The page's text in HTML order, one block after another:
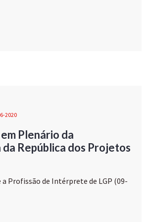
2020
Plenário da
República dos Projetos
a Profissão de Intérprete de LGP (09-